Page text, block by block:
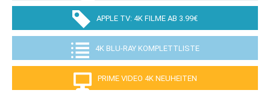
APPLE TV: 4K FILME AB 3.99€
4K BLU-RAY KOMPLETTLISTE
PRIME VIDEO 4K NEUHEITEN